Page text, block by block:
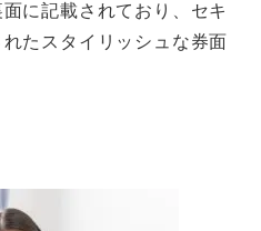
に記載されており、セキ
たスタイリッシュな券面